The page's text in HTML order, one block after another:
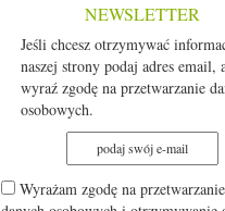
NEWSLETTER
Jeśli chcesz otrzymywać
naszej strony podaj adres email,
wyraź zgodę na przetwarzanie
osobowych.
Wyrażam zgodę na